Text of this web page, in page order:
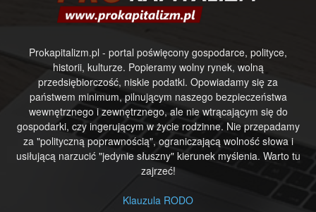
Prokapitalizm.pl - portal poświęcony gospodarce, polityce,
historii, kulturze. Popieramy wolny rynek, wolną
przedsiębiorczość, niskie podatki. Opowiadamy się za
państwem minimum, pilnującym naszego bezpieczeństwa
wewnętrznego i zewnętrznego, ale nie wtrącającym się do
gospodarki, czy ingerującym w życie rodzinne. Nie przepadamy
za "polityczną poprawnością", ograniczającą wolność słowa i
usiłującą narzucić "jedynie słuszny" kierunek myślenia. Warto tu
zajrzeć!
Klauzula RODO